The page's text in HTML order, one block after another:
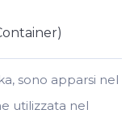
sono apparsi nel
utilizzata nel